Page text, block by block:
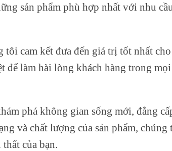
sản phẩm phù hợp nhất với nhu
tôi cam kết đưa đến giá trị tốt nhất cho
để làm hài lòng khách hàng trong mọi
phá không gian sống mới, đẳng
và chất lượng của sản phẩm, chúng
của bạn.